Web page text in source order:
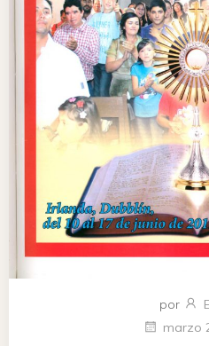
por
marzo